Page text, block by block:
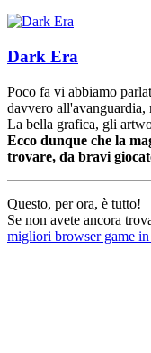
Dark Era
Poco fa vi abbiamo
davvero all'avanguardia,
La bella grafica, gli
Ecco dunque che la
trovare, da bravi
Questo, per ora, è tutto!
Se non avete ancora
migliori browser game